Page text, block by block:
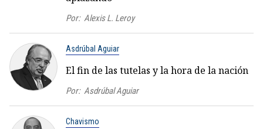
Por: Alexis L. Leroy
Asdrúbal Aguiar
El fin de las tutelas y la hora de la nación
Por: Asdrúbal Aguiar
Chavismo